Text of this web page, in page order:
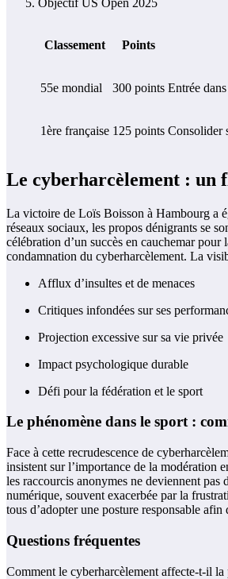
Classement Points
55e mondial 300 points Entrée
1ère française 125 points Consolider
Le cyberharcèlement : un
La victoire de Loïs Boisson à Hambourg a
réseaux sociaux, les propos dénigrants se
célébration d’un succès en cauchemar
condamnation du cyberharcèlement. La
Afflux d’insultes et de menaces
Critiques infondées sur ses
Projection excessive sur sa vie privée
Impact psychologique durable
Défi pour la fédération et le sport
Le phénomène dans le sport :
Face à cette recrudescence de
insistent sur l’importance de la modération
les raccourcis anonymes ne deviennent pas
numérique, souvent exacerbée par la
tous d’adopter une posture responsable
Questions fréquentes
Comment le cyberharcèlement affecte-t-il la